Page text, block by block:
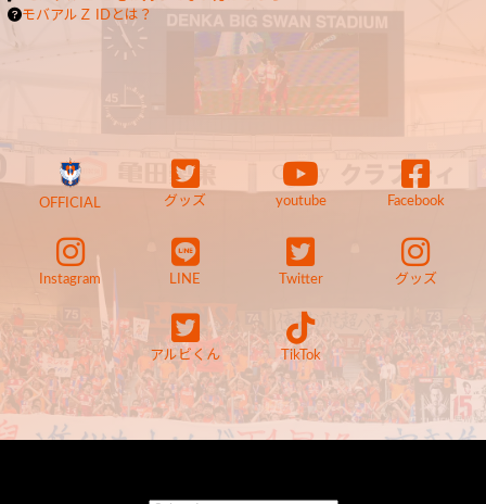
モバアルＺ IDとは？
OFFICIAL グッズ youtube Facebook
Instagram LINE Twitter グッズ
アルビくん TikTok